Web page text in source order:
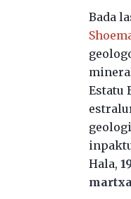
Bada
Estatu
Hala,